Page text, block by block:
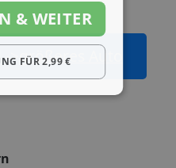
> größeres Auto
& WEITER
FÜR 2,99 €